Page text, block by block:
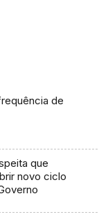
de
que
novo ciclo